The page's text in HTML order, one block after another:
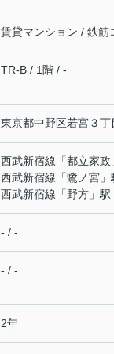
賃貸マンション / 鉄筋
TR-B / 1階 / -
東京都中野区若宮３丁
西武新宿線 「都立家政
西武新宿線 「鷺ノ宮
西武新宿線 「野方 」
- / -
- / -
2年